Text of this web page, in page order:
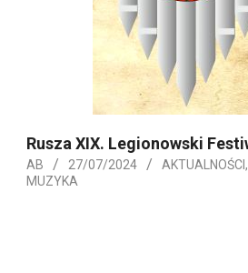
Rusza XIX. Legionowski
AB 27/07/2024 AKTUALNOŚCI ,
MUZYKA